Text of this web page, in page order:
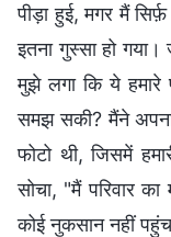
पीड़ा हुई, मगर मैं
इतना गुस्सा हो गया।
मुझे लगा कि ये हमारे
समझ सकी? मैंने
फोटो थी, जिसमें
सोचा, "मैं परिवार
कोई नुकसान नहीं